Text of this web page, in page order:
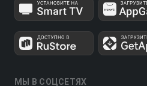
МЫ В СОЦСЕТЯХ